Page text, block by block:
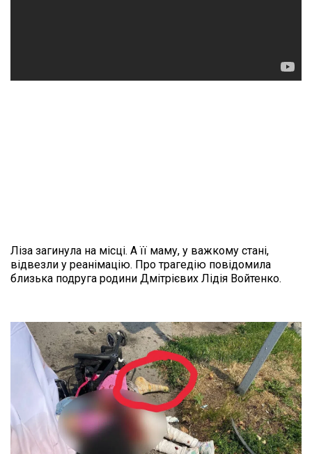
Ліза загинула на місці. А її маму, у важкому стані,
відвезли у реанімацію. Про трагедію повідомила